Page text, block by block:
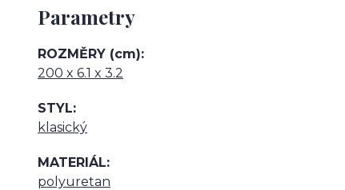
Parametry
ROZMĚRY (cm)
200 x 6.1 x 3.2
STYL
klasický
MATERIÁL
polyuretan